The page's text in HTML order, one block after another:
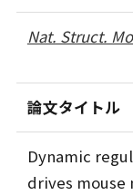
Nat. Struct.
論文タイトル
Dynamic
drives